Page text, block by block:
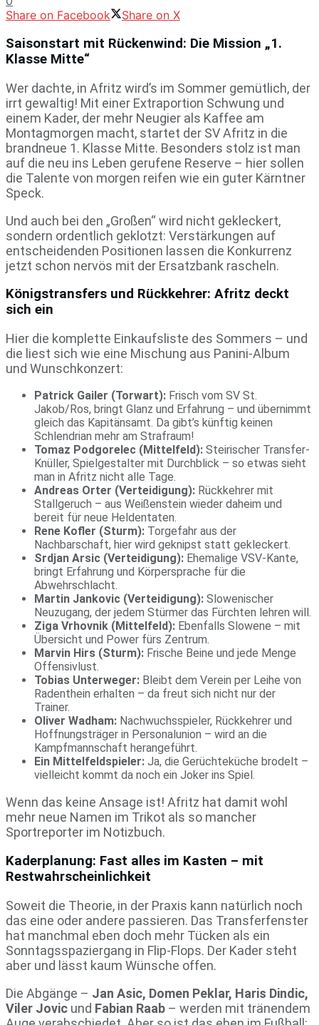
Share on Facebook
Share on X
Saisonstart mit Rückenwind: Die Mission „1.
Klasse Mitte“
Wer dachte, in Afritz wird’s im Sommer gemütlich, der
irrt gewaltig! Mit einer Extraportion Schwung und
einem Kader, der mehr Neugier als Kaffee am
Montagmorgen macht, startet der SV Afritz in die
brandneue 1. Klasse Mitte. Besonders stolz ist man
auf die neu ins Leben gerufene Reserve – hier sollen
die Talente von morgen reifen wie ein guter Kärntner
Speck.
Und auch bei den „Großen“ wird nicht gekleckert,
sondern ordentlich geklotzt: Verstärkungen auf
entscheidenden Positionen lassen die Konkurrenz
jetzt schon nervös mit der Ersatzbank rascheln.
Königstransfers und Rückkehrer: Afritz deckt
sich ein
Hier die komplette Einkaufsliste des Sommers – und
die liest sich wie eine Mischung aus Panini-Album
und Wunschkonzert:
Patrick Gailer (Torwart): Frisch vom SV St.
Jakob/Ros, bringt Glanz und Erfahrung – und übernimmt
gleich das Kapitänsamt. Da gibt’s künftig keinen
Schlendrian mehr am Strafraum!
Tomaz Podgorelec (Mittelfeld): Steirischer Transfer-
Knüller, Spielgestalter mit Durchblick – so etwas sieht
man in Afritz nicht alle Tage.
Andreas Orter (Verteidigung): Rückkehrer mit
Stallgeruch – aus Weißenstein wieder daheim und
bereit für neue Heldentaten.
Rene Kofler (Sturm): Torgefahr aus der
Nachbarschaft, hier wird geknipst statt gekleckert.
Srdjan Arsic (Verteidigung): Ehemalige VSV-Kante,
bringt Erfahrung und Körpersprache für die
Abwehrschlacht.
Martin Jankovic (Verteidigung): Slowenischer
Neuzugang, der jedem Stürmer das Fürchten lehren will.
Ziga Vrhovnik (Mittelfeld): Ebenfalls Slowene – mit
Übersicht und Power fürs Zentrum.
Marvin Hirs (Sturm): Frische Beine und jede Menge
Offensivlust.
Tobias Unterweger: Bleibt dem Verein per Leihe von
Radenthein erhalten – da freut sich nicht nur der
Trainer.
Oliver Wadham: Nachwuchsspieler, Rückkehrer und
Hoffnungsträger in Personalunion – wird an die
Kampfmannschaft herangeführt.
Ein Mittelfeldspieler: Ja, die Gerüchteküche brodelt –
vielleicht kommt da noch ein Joker ins Spiel.
Wenn das keine Ansage ist! Afritz hat damit wohl
mehr neue Namen im Trikot als so mancher
Sportreporter im Notizbuch.
Kaderplanung: Fast alles im Kasten – mit
Restwahrscheinlichkeit
Soweit die Theorie, in der Praxis kann natürlich noch
das eine oder andere passieren. Das Transferfenster
hat manchmal eben doch mehr Tücken als ein
Sonntagsspaziergang in Flip-Flops. Der Kader steht
aber und lässt kaum Wünsche offen.
Die Abgänge – Jan Asic, Domen Peklar, Haris Dindic,
Viler Jovic und Fabian Raab – werden mit tränendem